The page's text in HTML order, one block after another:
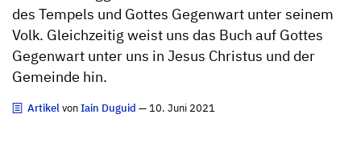
des Tempels und Gottes Gegenwart unter seinem
Volk. Gleichzeitig weist uns das Buch auf Gottes
Gegenwart unter uns in Jesus Christus und der
Gemeinde hin.
ArtikelvonIain Duguid — 10. Juni 2021